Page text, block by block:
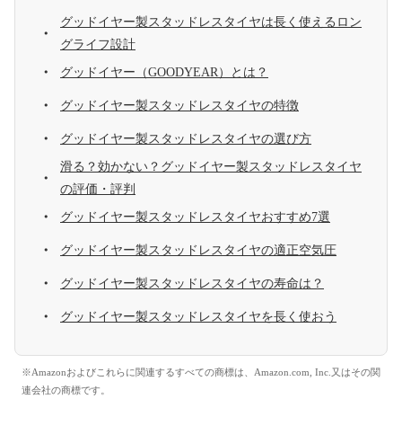
グッドイヤー製スタッドレスタイヤは長く使えるロン
グライフ設計
グッドイヤー（GOODYEAR）とは？
グッドイヤー製スタッドレスタイヤの特徴
グッドイヤー製スタッドレスタイヤの選び方
滑る？効かない？グッドイヤー製スタッドレスタイヤ
の評価・評判
グッドイヤー製スタッドレスタイヤおすすめ7選
グッドイヤー製スタッドレスタイヤの適正空気圧
グッドイヤー製スタッドレスタイヤの寿命は？
グッドイヤー製スタッドレスタイヤを長く使おう
※Amazonおよびこれらに関連するすべての商標は、Amazon.com, Inc.又はその関
連会社の商標です。